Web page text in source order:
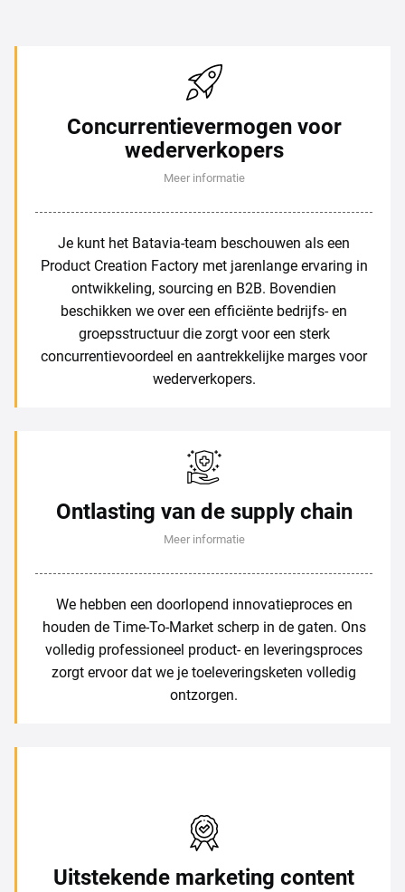
Concurrentievermogen voor
wederverkopers
Meer informatie
Je kunt het Batavia-team beschouwen als een
Product Creation Factory met jarenlange ervaring in
ontwikkeling, sourcing en B2B. Bovendien
beschikken we over een efficiënte bedrijfs- en
groepsstructuur die zorgt voor een sterk
concurrentievoordeel en aantrekkelijke marges voor
wederverkopers.
Ontlasting van de supply chain
Meer informatie
We hebben een doorlopend innovatieproces en
houden de Time-To-Market scherp in de gaten. Ons
volledig professioneel product- en leveringsproces
zorgt ervoor dat we je toeleveringsketen volledig
ontzorgen.
Uitstekende marketing content